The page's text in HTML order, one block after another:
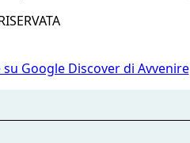
su Google Discover di Avvenire